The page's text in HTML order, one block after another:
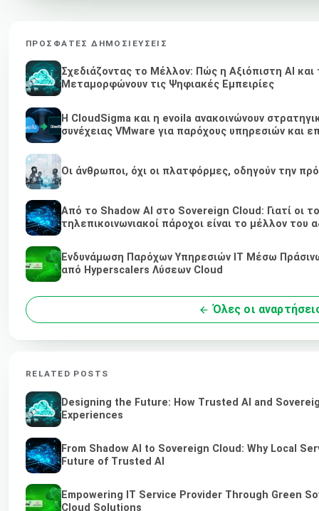
ΠΡΌΣΦΑΤΕΣ ΔΗΜΟΣΙΕΎΣΕΙΣ
Σχεδιάζοντας το Μέλλον: Πώς η Αξιόπιστη AI και
Μεταμορφώνουν τις Ψηφιακές Εμπειρίες
Η CloudSigma και η evoila ανακοινώνουν
συνέχειας VMware για παρόχους υπηρεσιών και
Οι άνθρωποι, όχι οι πλατφόρμες, οδηγούν την
Από το Shadow AI στο Sovereign Cloud: Γιατί οι
τηλεπικοινωνιακοί πάροχοι είναι το μέλλον του
Ενδυνάμωση Παρόχων Υπηρεσιών IT Μέσω
από Hyperscalers Λύσεων Cloud
Όλες οι
RELATED POSTS
Designing the Future: How Trusted AI and
Experiences
From Shadow AI to Sovereign Cloud: Why Local
Future of Trusted AI
Empowering IT Service Provider Through Green
Cloud Solutions